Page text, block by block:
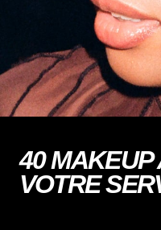
40 MAKEUP
VOTRE